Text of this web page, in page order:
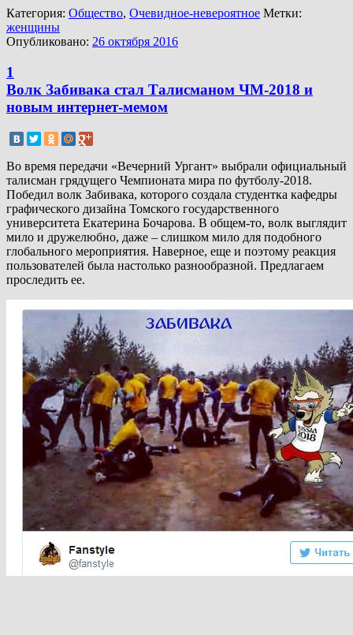
Категория: Общество, Очевидное-невероятное Метки:
женщины
Опубликовано: 26 октября 2016
1
Волк Забивака стал Талисманом ЧМ-2018 и
новым интернет-мемом
Во время передачи «Вечерний Ургант» выбрали официальный
талисман грядущего Чемпионата мира по футболу-2018.
Победил волк Забивака, которого создала студентка кафедры
графического дизайна Томского государственного
университета Екатерина Бочарова. В общем-то, волк выглядит
мило и дружелюбно, даже – слишком мило для подобного
глобального мероприятия. Наверное, еще и поэтому реакция
пользователей была настолько разнообразной. Предлагаем
проследить ее.